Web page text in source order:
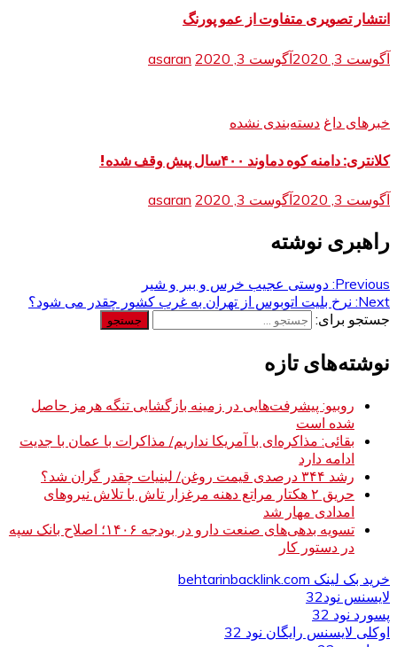
انتشار تصویری متفاوت از عمو پورنگ
آگوست 3, 2020 آگوست 3, 2020 asaran
خبرهای داغ دسته‌بندی نشده
کلانتری: دامنه کوه دماوند ۴۰۰سال پیش وقف شده!
آگوست 3, 2020 آگوست 3, 2020 asaran
راهبری نوشته
Previous: دوستی عجیب خرس و ببر و شیر
Next: نرخ بلیت اتوبوس از تهران به غرب کشور چقدر می شود؟
جستجو برای:
نوشته‌های تازه
روبیو: پیشرفت‌هایی در زمینه بازگشایی تنگه هرمز حاصل
شده است
بقائی: مذاکره‌ای با آمریکا نداریم/ مذاکرات با عمان با جدیت
ادامه دارد
رشد ۳۴۴ درصدی قیمت روغن/ لبنیات چقدر گران شد؟
حریق ۲ هکتار مراتع دهنه مرغزار تاش با تلاش نیروهای
امدادی مهار شد
تسویه بدهی‌های صنعت دارو در بودجه ۱۴۰۶؛ اصلاح بانک سپه
در دستور کار
خرید بک لینک behtarinbacklink.com
لایسنس نود32
پسورد نود 32
اوکلی لایسنس رایگان نود 32